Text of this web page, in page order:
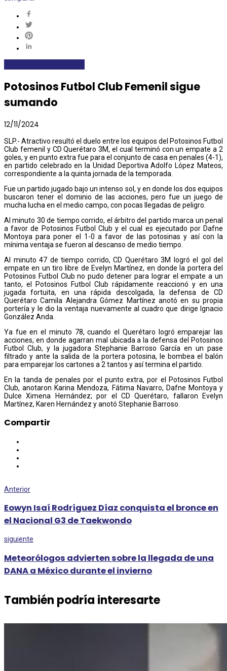
Potosinos Futbol Club Femenil sigue
sumando
12/11/2024
SLP.- Atractivo resultó el duelo entre los equipos del Potosinos Futbol
Club femenil y CD Querétaro 3M, el cual terminó con un empate a 2
goles, y en punto extra fue para el conjunto de casa en penales (4-1),
en partido celebrado en la Unidad Deportiva Adolfo López Mateos,
correspondiente a la quinta jornada de la temporada.
Fue un partido jugado bajo un intenso sol, y en donde los dos equipos
buscaron tener el dominio de las acciones, pero fue un juego de
mucha lucha en el medio campo, con pocas llegadas de peligro.
Al minuto 30 de tiempo corrido, el árbitro del partido marca un penal
a favor de Potosinos Futbol Club y el cual es ejecutado por Dafne
Montoya para poner el 1-0 a favor de las potosinas y así con la
mínima ventaja se fueron al descanso de medio tiempo.
Al minuto 47 de tiempo corrido, CD Querétaro 3M logró el gol del
empate en un tiro libre de Evelyn Martínez, en donde la portera del
Potosinos Futbol Club no pudo detener para lograr el empate a un
tanto, el Potosinos Futbol Club rápidamente reaccionó y en una
jugada fortuita, en una rápida descolgada, la defensa de CD
Querétaro Camila Alejandra Gómez Martínez anotó en su propia
portería y le dio la ventaja nuevamente al cuadro que dirige Ignacio
González Anda.
Ya fue en el minuto 78, cuando el Querétaro logró emparejar las
acciones, en donde agarran mal ubicada a la defensa del Potosinos
Futbol Club, y la jugadora Stephanie Barroso García en un pase
filtrado y ante la salida de la portera potosina, le bombea el balón
para emparejar los cartones a 2 tantos y así termina el partido.
En la tanda de penales por el punto extra, por el Potosinos Futbol
Club, anotaron Karina Mendoza, Fátima Navarro, Dafne Montoya y
Dulce Ximena Hernández; por el CD Querétaro, fallaron Evelyn
Martínez, Karen Hernández y anotó Stephanie Barroso.
Compartir
Anterior
Eowyn Isaí Rodríguez Díaz conquista el bronce en
el Nacional G3 de Taekwondo
siguiente
Meteorólogos advierten sobre la llegada de una
DANA a México durante el invierno
También podría interesarte